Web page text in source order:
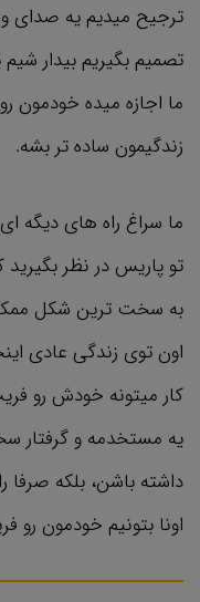
ترجیح میدیم یه صدای
تصمیم بگیریم بیدار شیم
ما اجازه میده خودمون
زندگیمون ساده تر بشه.
ما سراغ راه های دیگه
تو پاریس در نظر
به سخت ترین شکل
اون توی زندگی عادی
کار میتونه خودش رو
یه مستخدمه و گرفتار
داشته باشن، بلکه
اونا بتونیم خودمون رو